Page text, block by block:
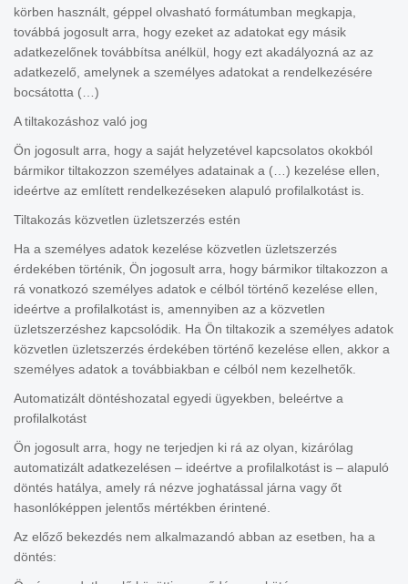
körben használt, géppel olvasható formátumban megkapja,
továbbá jogosult arra, hogy ezeket az adatokat egy másik
adatkezelőnek továbbítsa anélkül, hogy ezt akadályozná az az
adatkezelő, amelynek a személyes adatokat a rendelkezésére
bocsátotta (…)
A tiltakozáshoz való jog
Ön jogosult arra, hogy a saját helyzetével kapcsolatos okokból
bármikor tiltakozzon személyes adatainak a (…) kezelése ellen,
ideértve az említett rendelkezéseken alapuló profilalkotást is.
Tiltakozás közvetlen üzletszerzés estén
Ha a személyes adatok kezelése közvetlen üzletszerzés
érdekében történik, Ön jogosult arra, hogy bármikor tiltakozzon a
rá vonatkozó személyes adatok e célból történő kezelése ellen,
ideértve a profilalkotást is, amennyiben az a közvetlen
üzletszerzéshez kapcsolódik. Ha Ön tiltakozik a személyes adatok
közvetlen üzletszerzés érdekében történő kezelése ellen, akkor a
személyes adatok a továbbiakban e célból nem kezelhetők.
Automatizált döntéshozatal egyedi ügyekben, beleértve a
profilalkotást
Ön jogosult arra, hogy ne terjedjen ki rá az olyan, kizárólag
automatizált adatkezelésen – ideértve a profilalkotást is – alapuló
döntés hatálya, amely rá nézve joghatással járna vagy őt
hasonlóképpen jelentős mértékben érintené.
Az előző bekezdés nem alkalmazandó abban az esetben, ha a
döntés: